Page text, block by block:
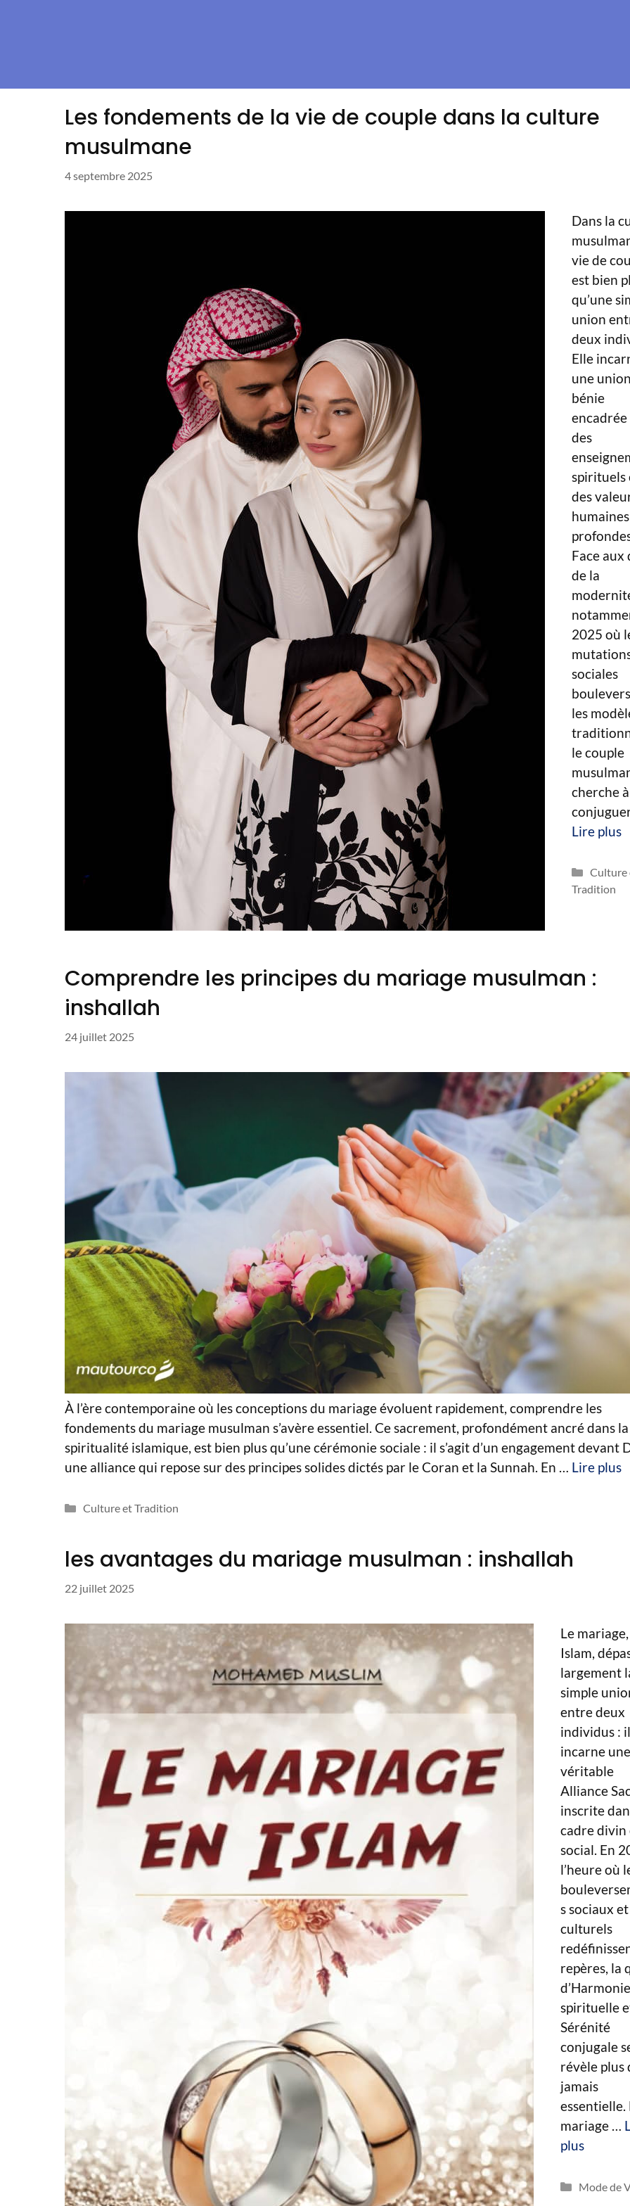
Les fondements de la vie de couple dans la culture
musulmane
4 septembre 2025
Dans la
vie de
est bien
qu’une
union
deux
Elle
une union
bénie
encadrée
des
spirituels
des
humaines
Face aux
de la
2025 où
sociales
les
le couple
cherche à
Lire plus
Culture
Tradition
Comprendre les principes du mariage musulman :
inshallah
24 juillet 2025
À l’ère contemporaine où les conceptions du mariage évoluent rapidement, comprendre les
fondements du mariage musulman s’avère essentiel. Ce sacrement, profondément ancré dans la
spiritualité islamique, est bien plus qu’une cérémonie sociale : il s’agit d’un engagement devant
une alliance qui repose sur des principes solides dictés par le Coran et la Sunnah. En … Lire plus
Catégories
Culture et Tradition
les avantages du mariage musulman : inshallah
22 juillet 2025
Le
Islam,
largement
simple
entre deux
individus : il
incarne une
véritable
Alliance
inscrite
cadre divin
social. En
l’heure où
s sociaux et
culturels
repères, la
d’Harmonie
spirituelle
Sérénité
conjugale
révèle plus
jamais
essentielle.
mariage …
plus
Catégories
Mode de